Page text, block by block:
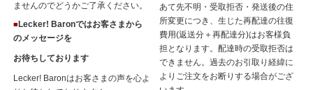
ませんのでどうかご了承ください。
■ Lecker! Baronではお客さまから
のメッセージを
お待ちしております
Lecker! Baronはお客さまの声を心よ
あて先不明・受取拒否・発送後の住
所変更につき、生じた再配達の往復
費用(返送分＋再配達分)はお客様負
担となります。配達時の受取拒否は
できません。過去のお引取り経緯に
よりご注文をお断りする場合がござ